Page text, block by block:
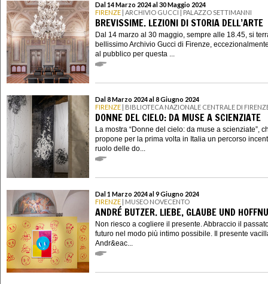
Dal 14 Marzo 2024 al 30 Maggio 2024
FIRENZE | ARCHIVIO GUCCI | PALAZZO SETTIMANNI
BREVISSIME. LEZIONI DI STORIA DELL’ARTE
Dal 14 marzo al 30 maggio, sempre alle 18.45, si
bellissimo Archivio Gucci di Firenze,
al pubblico per questa ...
Dal 8 Marzo 2024 al 8 Giugno 2024
FIRENZE | BIBLIOTECA NAZIONALE CENTRALE DI
DONNE DEL CIELO: DA MUSE A SCIENZIATE
La mostra “Donne del cielo: da muse a scienziate”,
propone per la prima volta in Italia un percorso
ruolo delle do...
Dal 1 Marzo 2024 al 9 Giugno 2024
FIRENZE | MUSEO NOVECENTO
ANDRÉ BUTZER. LIEBE, GLAUBE UND
Non riesco a cogliere il presente. Abbraccio il
futuro nel modo più intimo possibile. Il presente
Andr&eac...